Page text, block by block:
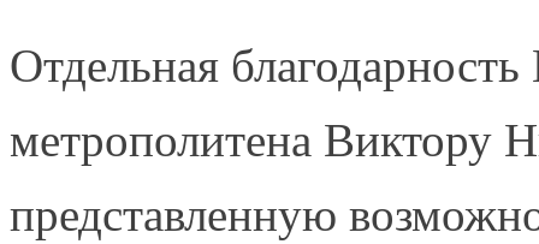
Отдельная
метрополитена Виктору
представленную